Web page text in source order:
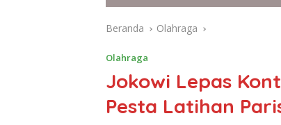
Beranda Olahraga
Olahraga
Jokowi Lepas
Pesta Latihan